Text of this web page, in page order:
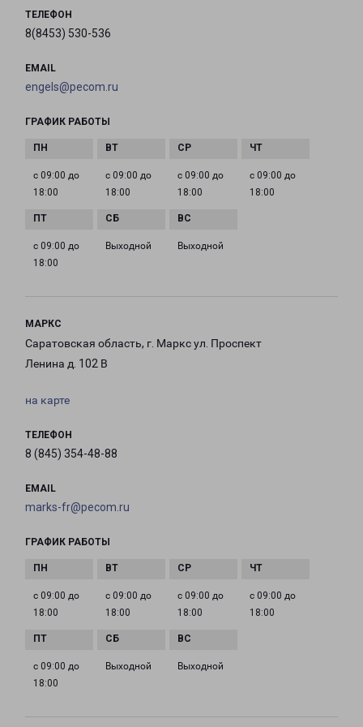
ТЕЛЕФОН
8(8453) 530-536
EMAIL
engels@pecom.ru
ГРАФИК РАБОТЫ
с 09:00 до
18:00
с 09:00 до
18:00
с 09:00 до
18:00
с 09:00 до
18:00
с 09:00 до
18:00
Выходной Выходной
МАРКС
Саратовская область, г. Маркс ул. Проспект
Ленина д. 102 В
на карте
ТЕЛЕФОН
8 (845) 354-48-88
EMAIL
marks-fr@pecom.ru
ГРАФИК РАБОТЫ
с 09:00 до
18:00
с 09:00 до
18:00
с 09:00 до
18:00
с 09:00 до
18:00
с 09:00 до
18:00
Выходной Выходной